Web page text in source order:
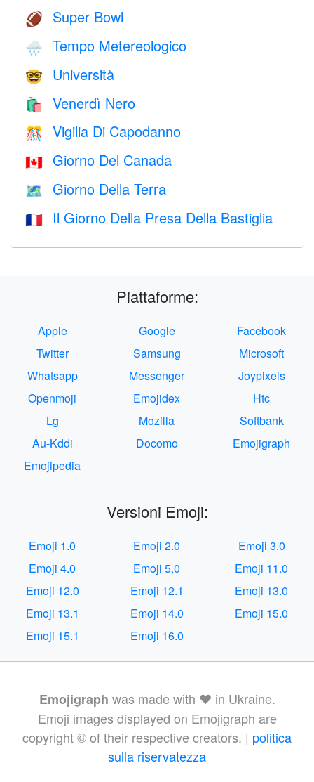
🏈 Super Bowl
🌧 Tempo Metereologico
🤓 Università
🛍 Venerdì Nero
🎊 Vigilia Di Capodanno
🇨🇦 Giorno Del Canada
🗺️ Giorno Della Terra
🇫🇷 Il Giorno Della Presa Della Bastiglia
Piattaforme:
Apple Google
Facebook
Twitter
Samsung
Microsoft
Whatsapp
Messenger
Joypixels
Openmoji
Emojidex
Htc
Lg
Mozilla
Softbank
Au-Kddi
Docomo
Emojigraph
Emojipedia
Versioni Emoji:
Emoji 1.0 Emoji 2.0
Emoji 3.0
Emoji 4.0
Emoji 5.0
Emoji 11.0
Emoji 12.0
Emoji 12.1
Emoji 13.0
Emoji 13.1
Emoji 14.0
Emoji 15.0
Emoji 15.1
Emoji 16.0
Emojigraph was made with ❤️ in Ukraine.
Emoji images displayed on Emojigraph are
copyright © of their respective creators. | politica
sulla riservatezza